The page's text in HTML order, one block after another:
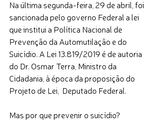
Na última segunda-feira, 29 de abril, foi
sancionada pelo governo Federal a lei
que institui a Política Nacional de
Prevenção da Automutilação e do
Suicídio. A Lei 13.819/2019 é de autoria
do Dr. Osmar Terra, Ministro da
Cidadania, à época da proposição do
Projeto de Lei,  Deputado Federal.
Mas por que prevenir o suicídio?